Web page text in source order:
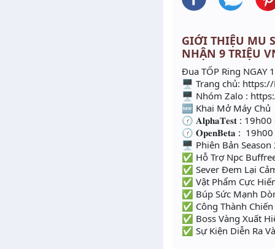
GIỚI THIỆU MU
NHẬN 9 TRIỆU
Đua TỐP Ring NGAY
🖥️ Trang chủ:
🖥️ Nhóm Zalo :
🆕 Khai Mở Máy Chủ
🕜 𝐀𝐥𝐩𝐡𝐚𝐓𝐞𝐬𝐭 :
🕜 𝐎𝐩𝐞𝐧𝐁𝐞𝐭𝐚 :
🖥️ Phiên Bản Season
✅ Hỗ Trợ Npc
✅ Sever Đem Lại
✅ Vật Phẩm Cực
✅ Búp Sức Mạnh
✅ Công Thành
✅ Boss Vàng Xuất
✅ Sự Kiện Diễn Ra
- Buổi Tối